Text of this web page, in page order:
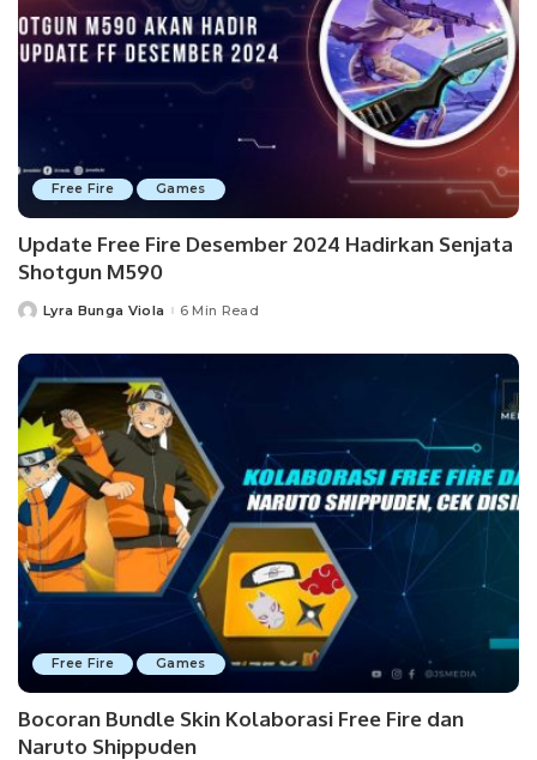
Free Fire Games
Update Free Fire Desember 2024 Hadirkan Senjata
Shotgun M590
PostedLyra Bunga Viola 6 Min Read
Free Fire Games
Bocoran Bundle Skin Kolaborasi Free Fire dan
Naruto Shippuden